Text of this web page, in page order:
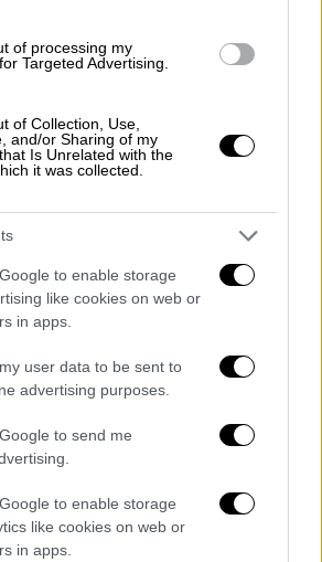
of processing my
Targeted Advertising.
of Collection, Use,
and/or Sharing of my
Is Unrelated with the
it was collected.
to enable storage
like cookies on web or
in apps.
user data to be sent to
advertising purposes.
to send me
to enable storage
like cookies on web or
in apps.
(Βραζιλία, Μαρόκο, Αϊτή,
(ΗΠΑ, Παραγουάη,
Τουρκία)
(Γερμανία, Κουρασάο, Ακτή
Ισημερινός)
(Ολλανδία, Ιαπωνία, Σουηδία,
(Βέλγιο, Αίγυπτος, Ιράν, Νέα
Σαουδική Αραβία,
(Γαλλία, Σενεγάλη, Ιράκ,
(Αργεντινή, Αλγερία,
(Πορτογαλία, Λ.Δ. Κονγκό,